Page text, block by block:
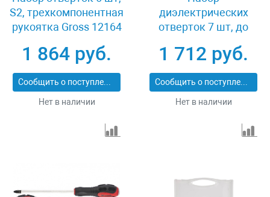
S2, трехкомпонентная
рукоятка Gross 12164
1 864 руб.
Сообщить о поступлении
Нет в наличии
диэлектрических
отверток 7 шт, до
электрический до 250
В, двухкомпонентные
рукоятки Matrix
Professional 13355
1 712 руб.
Сообщить о поступлении
Нет в наличии